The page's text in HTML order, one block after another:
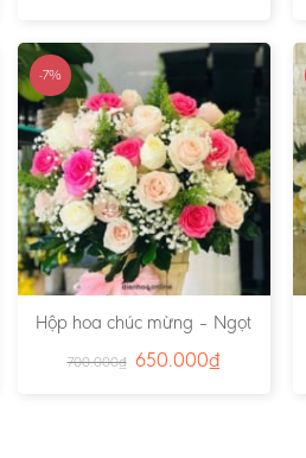
-7%
Hộp hoa chúc mừng – Ngọt
700.000₫ 650.000₫